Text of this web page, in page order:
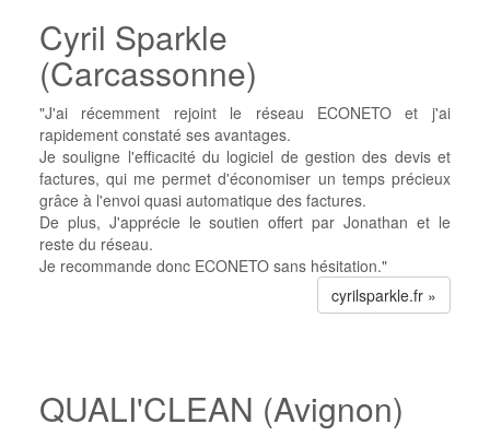
Cyril Sparkle
(Carcassonne)
"J'ai récemment rejoint le réseau ECONETO et j'ai
rapidement constaté ses avantages.
Je souligne l'efficacité du logiciel de gestion des devis et
factures, qui me permet d'économiser un temps précieux
grâce à l'envoi quasi automatique des factures.
De plus, J'apprécie le soutien offert par Jonathan et le
reste du réseau.
Je recommande donc ECONETO sans hésitation."
cyrilsparkle.fr »
QUALI'CLEAN (Avignon)